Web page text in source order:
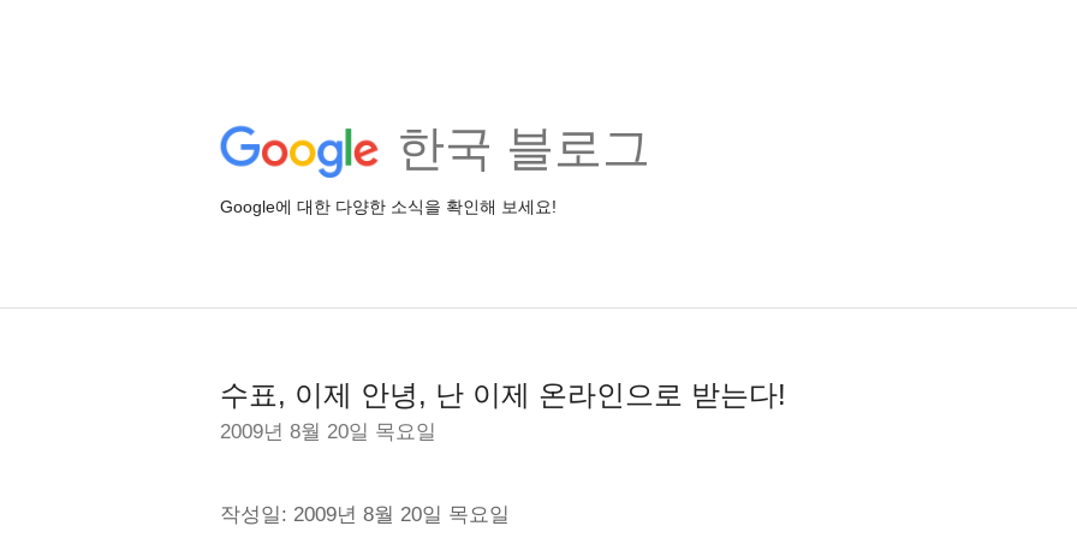
한국 블로그
Google에 대한 다양한 소식을 확인해 보세요!
수표, 이제 안녕, 난 이제 온라인으로 받는다!
2009년 8월 20일 목요일
작성일: 2009년 8월 20일 목요일